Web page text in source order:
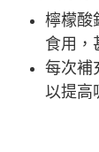
檸檬酸
食用，
每次補
以提高